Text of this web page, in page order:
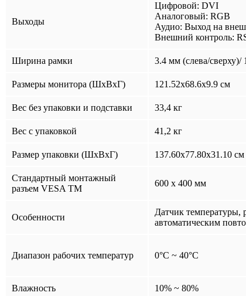
Выходы
Цифровой: DVI
Аналоговый: RGB
Аудио: Выход на
Внешний контроль:
Ширина рамки 3.4 мм (слева/сверху)/
Размеры монитора (ШхВхГ) 121.52x68.6x9.9 см
Вес без упаковки и подставки 33,4 кг
Вес с упаковкой 41,2 кг
Размер упаковки (ШхВхГ) 137.60x77.80x31.10 см
Стандартный монтажный
разъем VESA TM
600 x 400 мм
Особенности
Датчик температуры,
автоматическим
Диапазон рабочих температур 0°C ~ 40°C
Влажность 10% ~ 80%